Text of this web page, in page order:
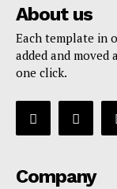
About us
Each template in
added and
one click.
Company